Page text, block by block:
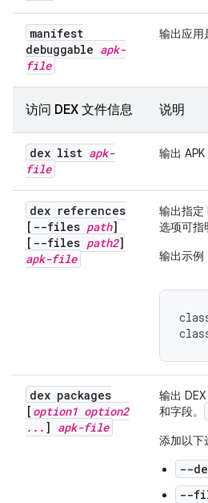
manifest
debuggable apk-
file
输出应用
访问 DEX 文件信息 说明
dex list apk-
file
输出 APK
dex references
[--files path]
[--files path2]
apk-file
输出指定
选项可指
输出示例
dex packages
[ option1 option2
. . . ] apk-file
输出
和字段。
添加以下
--
--